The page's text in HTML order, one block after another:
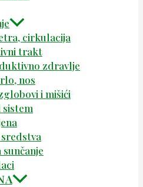
cirkulacija
trakt
zdravlje
nos
i mišići
sistem